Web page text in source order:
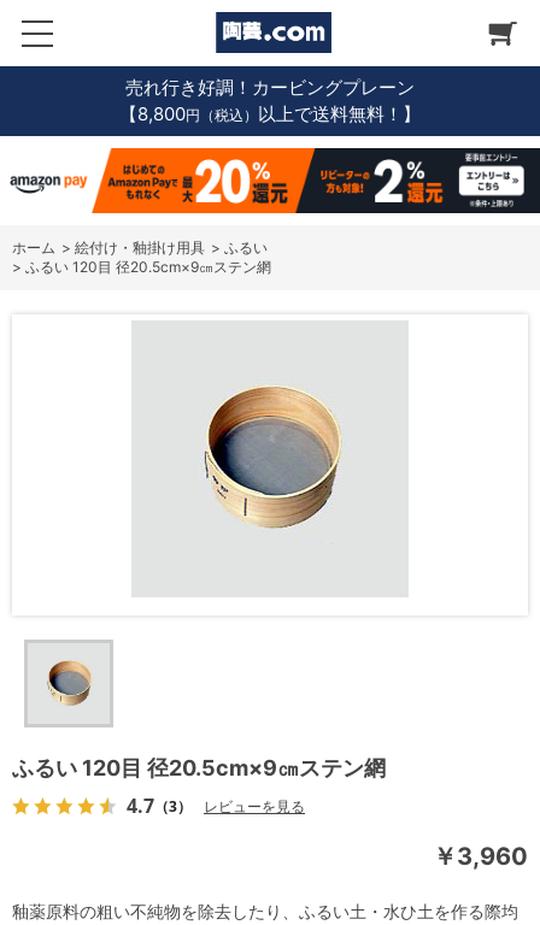
売れ行き好調！カービングプレーン
【8,800円（税込） 以上で送料無料！】
ホーム > 絵付け・釉掛け用具 > ふるい
> ふるい 120目 径20.5cm×9㎝ステン網
ふるい 120目 径20.5cm×9㎝ステン網
4.7 （3） レビューを見る
￥3,960
釉薬原料の粗い不純物を除去したり、ふるい土・水ひ土を作る際均